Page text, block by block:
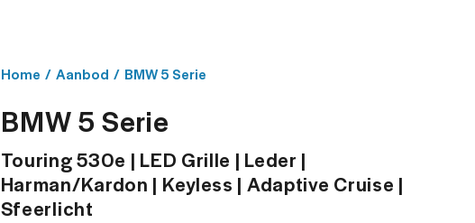
Home / Aanbod / BMW 5 Serie
BMW 5 Serie
Touring 530e | LED Grille | Leder |
Harman/Kardon | Keyless | Adaptive Cruise |
Sfeerlicht